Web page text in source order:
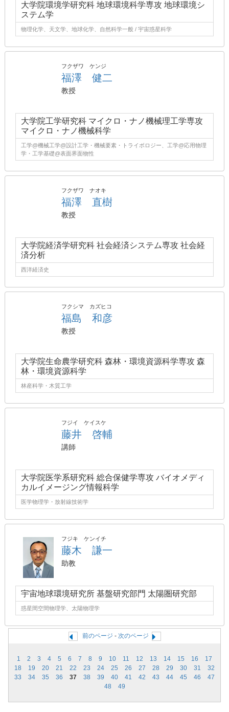
大学院環境学研究科 地球環境科学専攻 地球環境シ
ステム学
物理化学、天文学、地球化学、自然科学一般 / 宇宙惑星科学
フクザワ ケンジ
福澤 健二
教授
大学院工学研究科 マイクロ・ナノ機械理工学専攻
マイクロ・ナノ機械科学
工学@機械工学@設計工学・機械要素・トライボロジー、工学@応用物理
学・工学基礎@表面界面物性
フクザワ ナオキ
福澤 直樹
教授
大学院経済学研究科 社会経済システム専攻 社会経
済分析
西洋経済史
フクシマ カズヒコ
福島 和彦
教授
大学院生命農学研究科 森林・環境資源科学専攻 森
林・環境資源科学
林産科学・木質工学
フジイ ケイスケ
藤井 啓輔
講師
大学院医学系研究科 総合保健学専攻 バイオメディ
カルイメージング情報科学
医学物理学・放射線技術学
フジキ ケンイチ
藤木 謙一
助教
宇宙地球環境研究所 基盤研究部門 太陽圏研究部
惑星間空間物理学、太陽物理学
前のページ - 次のページ
1 2 3 4 5 6 7 8 9 10 11 12 13 14 15 16
17
18
19 20 21 22 23 24 25 26 27 28 29 30 31
32
33
34 35 36 37 38 39 40 41 42 43 44 45 46
47
48
49